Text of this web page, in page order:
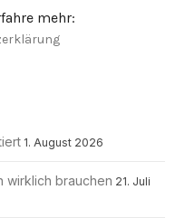
mehr:
1. August 2026
wirklich brauchen 21. Juli